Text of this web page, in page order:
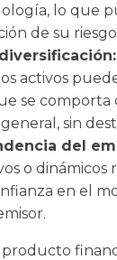
lo que
de su
activos
se comporta
sin
del
o
en el